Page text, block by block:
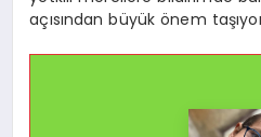
açısından büyük önem